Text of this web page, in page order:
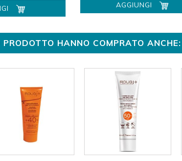
AGGIUNGI
HANNO COMPRATO ANCHE: